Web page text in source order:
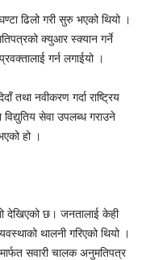
ढिलो गरी सुरु भएको थियो ।
क्युआर स्क्यान गर्ने
गर्न लगाईयो ।
तथा नवीकरण गर्दा राष्ट्रिय
सेवा उपलब्ध गराउने
हो ।
देखिएको छ। जनतालाई केही
थालनी गरिएको थियो ।
सवारी चालक अनुमतिपत्र